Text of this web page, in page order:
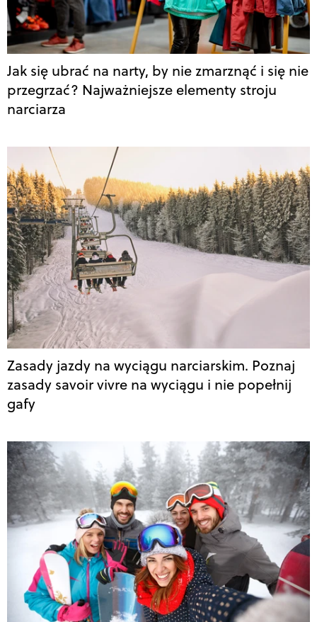
Jak się ubrać na narty, by nie zmarznąć i się nie
przegrzać? Najważniejsze elementy stroju
narciarza
Zasady jazdy na wyciągu narciarskim. Poznaj
zasady savoir vivre na wyciągu i nie popełnij
gafy